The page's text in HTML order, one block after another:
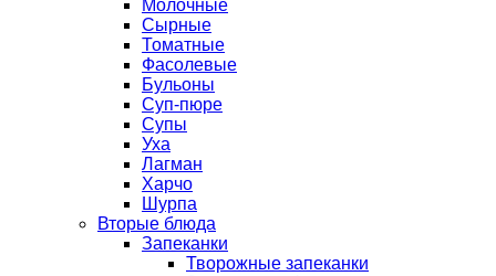
Молочные
Сырные
Томатные
Фасолевые
Бульоны
Суп-пюре
Супы
Уха
Лагман
Харчо
Шурпа
Вторые блюда
Запеканки
Творожные запеканки